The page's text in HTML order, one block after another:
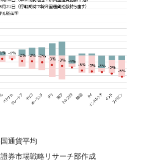
通貨平均
券市場戦略リサーチ部作成